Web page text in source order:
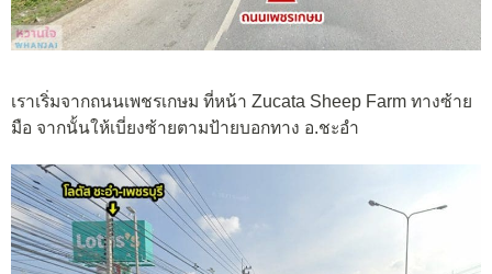
เราเริ่มจากถนนเพชรเกษม ที่หน้า Zucata Sheep Farm ทางซ้าย
มือ จากนั้นให้เบี่ยงซ้ายตามป้ายบอกทาง อ.ชะอำ